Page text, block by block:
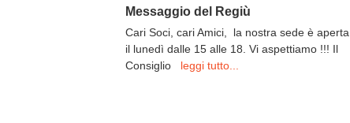
Messaggio del Regiù
Cari Soci, cari Amici, la nostra sede è aperta
il lunedì dalle 15 alle 18. Vi aspettiamo !!! Il
Consiglio leggi tutto...